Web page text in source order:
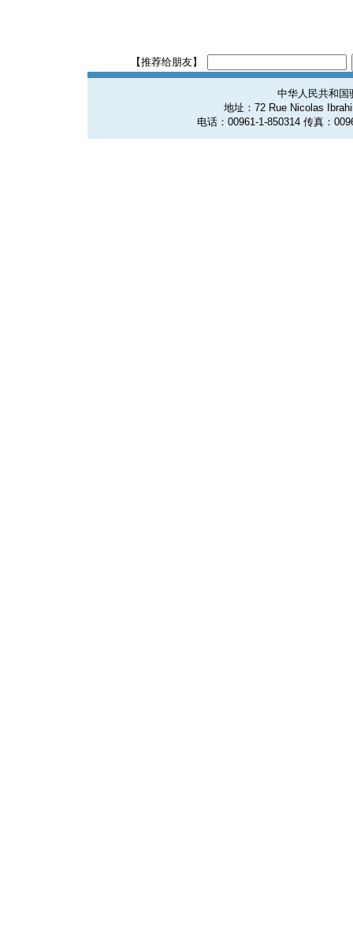
【推荐给朋友】
中华人民共和国
地址：72 Rue Nicolas
电话：00961-1-850314 传真：